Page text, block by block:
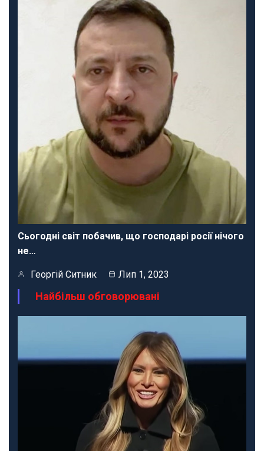
Сьогодні світ побачив, що господарі росії нічого
не…
Георгій Ситник Лип 1, 2023
Найбільш обговорювані